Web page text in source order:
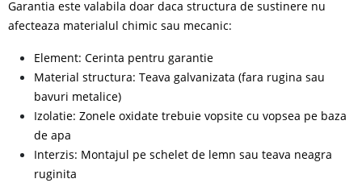
Garantia este valabila doar daca structura de sustinere nu
afecteaza materialul chimic sau mecanic:
Element: Cerinta pentru garantie
Material structura: Teava galvanizata (fara rugina sau
bavuri metalice)
Izolatie: Zonele oxidate trebuie vopsite cu vopsea pe baza
de apa
Interzis: Montajul pe schelet de lemn sau teava neagra
ruginita